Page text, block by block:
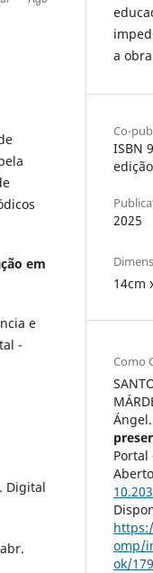
em
e
-
Digital
a
Co-
ISBN
edição
2025
14cm
Como
Ángel.
Portal
omp/
ok/179